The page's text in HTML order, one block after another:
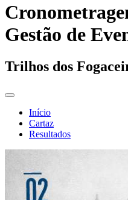
Gestão de
Trilhos dos
Início
Cartaz
Resultados